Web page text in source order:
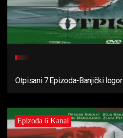
Otpisani 7.Epizoda-Banjički logor
Epizoda 6 Kanal